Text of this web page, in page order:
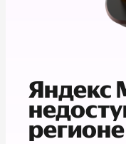
Яндекс
регионе